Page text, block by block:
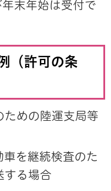
末年始は受付で
（許可の条
ための陸運支局等
車を継続検査のた
する場合